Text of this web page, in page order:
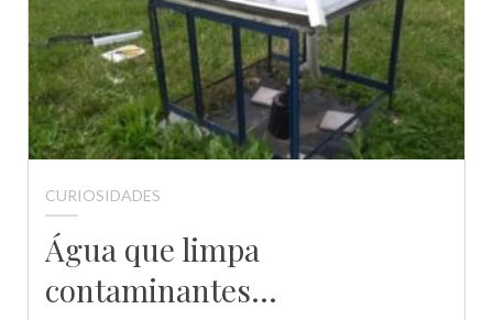
CURIOSIDADES
Água que limpa
contaminantes…